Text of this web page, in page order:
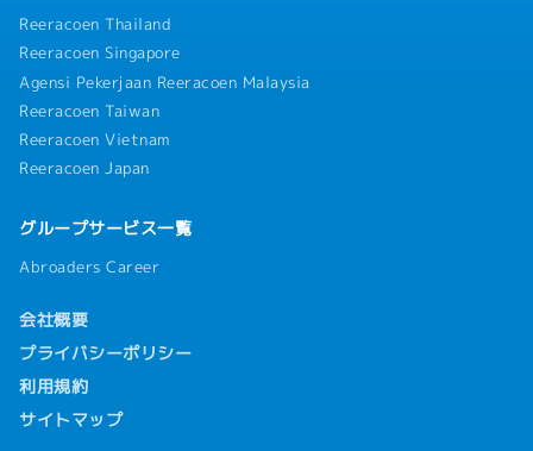
Reeracoen Thailand
Reeracoen Singapore
Agensi Pekerjaan Reeracoen Malaysia
Reeracoen Taiwan
Reeracoen Vietnam
Reeracoen Japan
グループサービス一覧
Abroaders Career
会社概要
プライバシーポリシー
利用規約
サイトマップ